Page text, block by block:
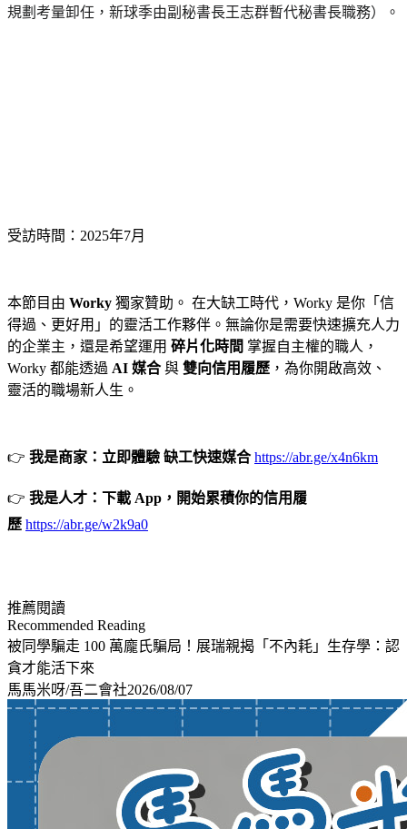
規劃考量卸任，新球季由副秘書長王志群暫代秘書長職務）。
受訪時間： 2025年7月
本節目由 Worky 獨家贊助。 在大缺工時代，Worky 是你「信
得過、更好用」的靈活工作夥伴。無論你是需要快速擴充人力
的企業主，還是希望運用 碎片化時間 掌握自主權的職人，
Worky 都能透過 AI 媒合 與 雙向信用履歷 ，為你開啟高效、
靈活的職場新人生。
👉 我是商家：立即體驗 缺工快速媒合 https://abr.ge/x4n6km
👉 我是人才：下載 App，開始累積你的信用履
歷 https://abr.ge/w2k9a0
推薦閱讀
Recommended Reading
被同學騙走 100 萬龐氏騙局！展瑞親揭「不內耗」生存學：認
貪才能活下來
馬馬米呀/吾二會社2026/08/07